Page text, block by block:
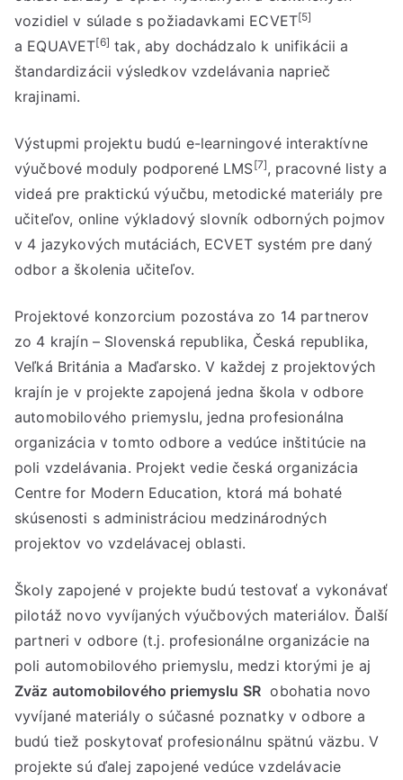
vozidiel v súlade s požiadavkami ECVET[5]
a EQUAVET[6] tak, aby dochádzalo k unifikácii a
štandardizácii výsledkov vzdelávania naprieč
krajinami.
Výstupmi projektu budú e-learningové interaktívne
výučbové moduly podporené LMS[7], pracovné listy a
videá pre praktickú výučbu, metodické materiály pre
učiteľov, online výkladový slovník odborných pojmov
v 4 jazykových mutáciách, ECVET systém pre daný
odbor a školenia učiteľov.
Projektové konzorcium pozostáva zo 14 partnerov
zo 4 krajín – Slovenská republika, Česká republika,
Veľká Británia a Maďarsko. V každej z projektových
krajín je v projekte zapojená jedna škola v odbore
automobilového priemyslu, jedna profesionálna
organizácia v tomto odbore a vedúce inštitúcie na
poli vzdelávania. Projekt vedie česká organizácia
Centre for Modern Education, ktorá má bohaté
skúsenosti s administráciou medzinárodných
projektov vo vzdelávacej oblasti.
Školy zapojené v projekte budú testovať a vykonávať
pilotáž novo vyvíjaných výučbových materiálov. Ďalší
partneri v odbore (t.j. profesionálne organizácie na
poli automobilového priemyslu, medzi ktorými je aj
Zväz automobilového priemyslu SR obohatia novo
vyvíjané materiály o súčasné poznatky v odbore a
budú tiež poskytovať profesionálnu spätnú väzbu. V
projekte sú ďalej zapojené vedúce vzdelávacie